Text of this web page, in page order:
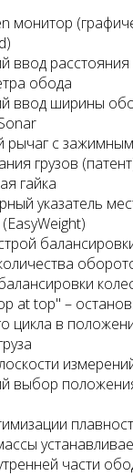
монитор
ввод расстояния
обода
ввод ширины
рычаг с
грузов
гайка
указатель
at top" –
цикла в
выбор
части